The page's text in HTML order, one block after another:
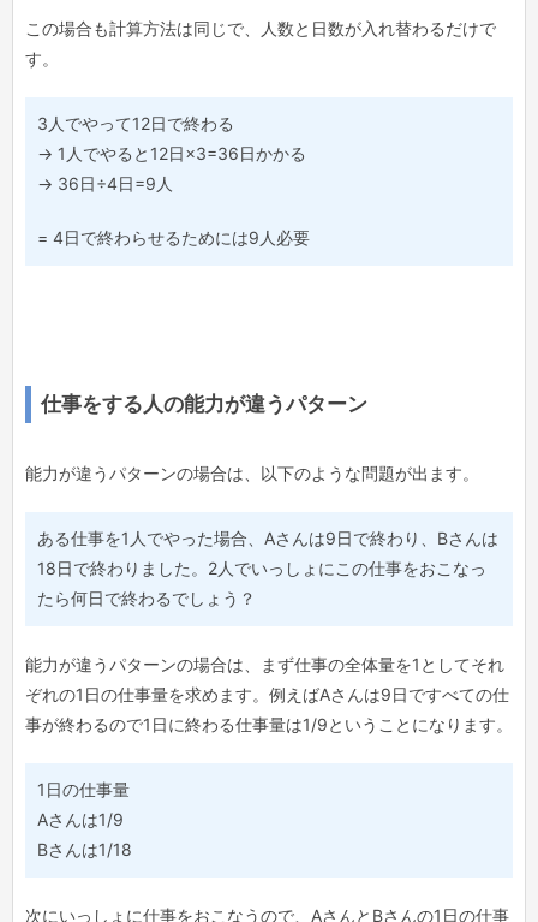
この場合も計算方法は同じで、人数と日数が入れ替わるだけで
す。
3人でやって12日で終わる
→ 1人でやると12日×3=36日かかる
→ 36日÷4日=9人
= 4日で終わらせるためには9人必要
仕事をする人の能力が違うパターン
能力が違うパターンの場合は、以下のような問題が出ます。
ある仕事を1人でやった場合、Aさんは9日で終わり、Bさんは
18日で終わりました。2人でいっしょにこの仕事をおこなっ
たら何日で終わるでしょう？
能力が違うパターンの場合は、まず仕事の全体量を1としてそれ
ぞれの1日の仕事量を求めます。例えばAさんは9日ですべての仕
事が終わるので1日に終わる仕事量は1/9ということになります。
1日の仕事量
Aさんは1/9
Bさんは1/18
次にいっしょに仕事をおこなうので、AさんとBさんの1日の仕事